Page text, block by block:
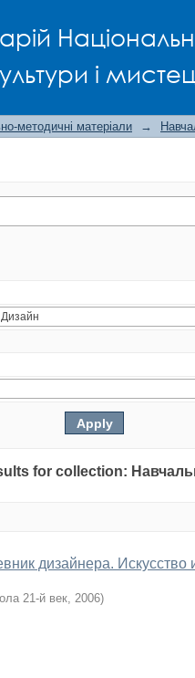
і
методичні матеріали →
for collection:
дизайнера. Искусство
21-й век, 2006)